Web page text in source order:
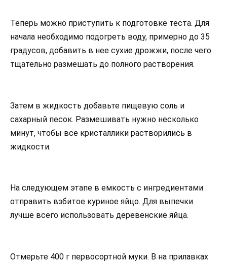
Теперь можно приступить к подготовке теста. Для
начала необходимо подогреть воду, примерно до 35
градусов, добавить в нее сухие дрожжи, после чего
тщательно размешать до полного растворения.
Затем в жидкость добавьте пищевую соль и
сахарный песок. Размешивать нужно несколько
минут, чтобы все кристаллики растворились в
жидкости.
На следующем этапе в емкость с ингредиентами
отправить взбитое куриное яйцо. Для выпечки
лучше всего использовать деревенские яйца.
Отмерьте 400 г первосортной муки. В на прилавках